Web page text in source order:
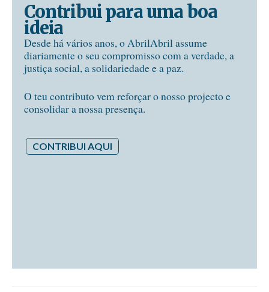
Contribui para uma boa
ideia
Desde há vários anos, o AbrilAbril assume
diariamente o seu compromisso com a verdade, a
justiça social, a solidariedade e a paz.
O teu contributo vem reforçar o nosso projecto e
consolidar a nossa presença.
CONTRIBUI AQUI